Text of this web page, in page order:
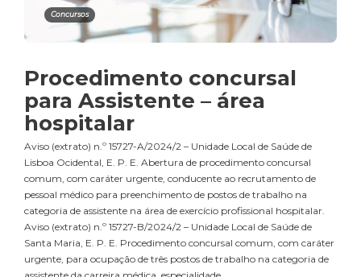
Concursos
Procedimento concursal
para Assistente – área
hospitalar
Aviso (extrato) n.º 15727-A/2024/2 – Unidade Local de Saúde de
Lisboa Ocidental, E. P. E. Abertura de procedimento concursal
comum, com caráter urgente, conducente ao recrutamento de
pessoal médico para preenchimento de postos de trabalho na
categoria de assistente na área de exercício profissional hospitalar.
Aviso (extrato) n.º 15727-B/2024/2 – Unidade Local de Saúde de
Santa Maria, E. P. E. Procedimento concursal comum, com caráter
urgente, para ocupação de três postos de trabalho na categoria de